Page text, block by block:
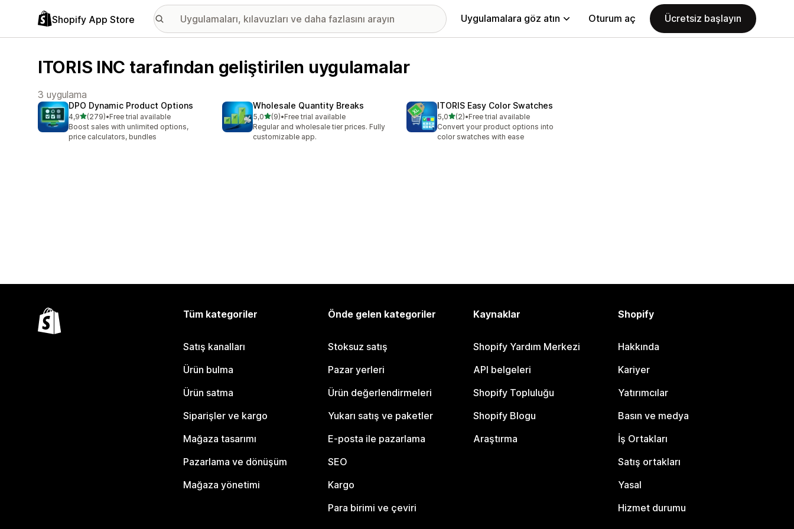
Shopify App Store Uygulamalara göz atın Oturum aç Ücretsiz başlayın
ITORIS INC tarafından geliştirilen uygulamalar
3 uygulama
DPO Dynamic Product Options
4,95 yıldız üzerinden
(279)
toplam 279 değerlendirme
•Free trial available
Boost sales with unlimited options,
price calculators, bundles
Wholesale Quantity Breaks
5,05 yıldız üzerinden
(9)
toplam 9 değerlendirme
•Free trial available
Regular and wholesale tier prices. Fully
customizable app.
ITORIS Easy Color Swatches
5,05 yıldız üzerinden
(2)
toplam 2 değerlendirme
•Free trial available
Convert your product options into
color swatches with ease
Tüm kategoriler
Satış kanalları
Ürün bulma
Ürün satma
Siparişler ve kargo
Mağaza tasarımı
Pazarlama ve dönüşüm
Mağaza yönetimi
Önde gelen kategoriler
Stoksuz satış
Pazar yerleri
Ürün değerlendirmeleri
Yukarı satış ve paketler
E-posta ile pazarlama
SEO
Kargo
Para birimi ve çeviri
Kaynaklar
Shopify Yardım Merkezi
API belgeleri
Shopify Topluluğu
Shopify Blogu
Araştırma
Shopify
Hakkında
Kariyer
Yatırımcılar
Basın ve medya
İş Ortakları
Satış ortakları
Yasal
Hizmet durumu